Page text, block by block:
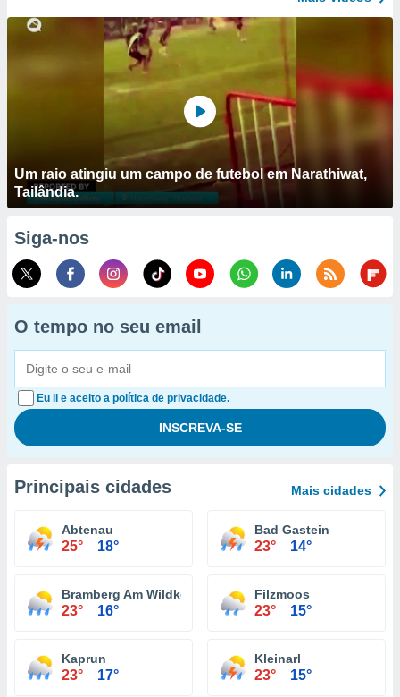
Um raio atingiu um campo de futebol em Narathiwat,
Tailândia.
Siga-nos
O tempo no seu email
Eu li e aceito a política de privacidade.
Principais cidades Mais cidades
Abtenau
25° 18°
Bad Gastein
23° 14°
Bramberg Am Wildkogel
23° 16°
Filzmoos
23° 15°
Kaprun
23° 17°
Kleinarl
23° 15°